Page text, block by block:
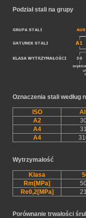
Podział stali na grupy
Oznaczenia stali według
ISO
A2
A4
A4
Wytrzymałość
Klasa
Rm[MPa]
Re0,2[MPa]
Porównanie trwałości